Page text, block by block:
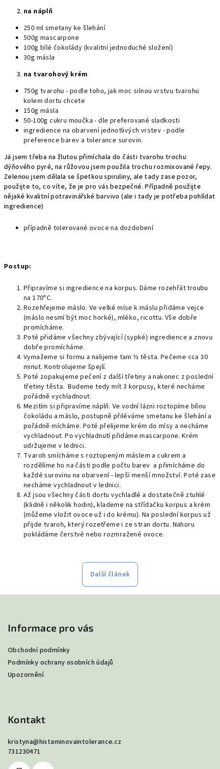
na náplň
250 ml smetany ke šlehání
500g mascarpone
100g bílé čokolády (kvalitní jednoduché složení)
30g másla
na tvarohový krém
750g tvarohu - podle toho, jak moc silnou vrstvu tvarohu
kolem dortu chcete
150g másla
50-100g cukru moučka - dle preferované sladkosti
ingredience na obarvení jednotlivých vrstev - podle
preference barev a tolerance surovin.
Já jsem třeba na žlutou přimíchala do části tvarohu trochu
dýňového pyré, na růžovou jsem použila trochu rozmixované řepy.
Zelenou jsem dělala se špetkou spiruliny, ale tady zase pozor,
použijte to, co víte, že je pro vás bezpečné. Případně použijte
nějaké kvalitní potravinářské barvivo (ale i tady je potřeba pohlídat
ingredience)
případně tolerované ovoce na dozdobení
Postup:
Připravíme si ingredience na korpus. Dáme rozehřát troubu
na 170°C.
Rozehřejeme máslo. Ve velké míse k máslu přidáme vejce
(máslo nesmí být moc horké), mléko, ricottu. Vše dobře
promícháme.
Poté přidáme všechny zbývající (sypké) ingredience a znovu
dobře promícháme.
Vymažeme si formu a nalijeme tam ⅓ těsta. Pečeme cca 30
minut. Kontrolujeme špejlí.
Poté zopakujeme pečení z další třetiny a nakonec z poslední
třetiny těsta. Budeme tedy mít 3 korpusy, které necháme
pořádně vychladnout.
Mezitím si připravíme náplň. Ve vodní lázni roztopíme bílou
čokoládu a máslo, postupně přiléváme smetanu ke šlehání a
pořádně mícháme. Poté přelijeme krém do mísy a necháme
vychladnout. Po vychladnutí přidáme mascarpone. Krém
udržujeme v lednici.
Tvaroh smícháme s roztopeným máslem a cukrem a
rozdělíme ho na části podle počtu barev a přimícháme do
každé surovinu na obarvení - lepší menší množství. Poté zase
necháme vychladnout v lednici.
Až jsou všechny části dortu vychladlé a dostatečně ztuhlé
(klidně i několik hodin), klademe na střídačku korpus a krém
(můžeme vložit ovoce už i do krému). Na poslední korpus už
přijde tvaroh, který rozetřeme i ze stran dortu. Nahoru
pokládáme čerstvé nebo rozmražené ovoce.
Další článek
Informace pro vás
Obchodní podmínky
Podmínky ochrany osobních údajů
Upozornění
Kontakt
kristyna@histaminovaintolerance.cz
731230471